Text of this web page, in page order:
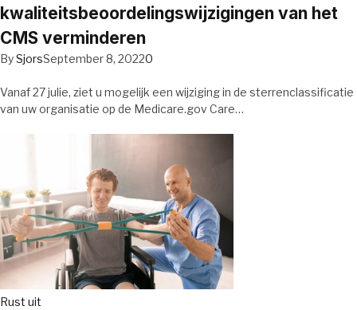
kwaliteitsbeoordelingswijzigingen van het
CMS verminderen
BySjorsSeptember 8, 20220
Vanaf 27 julie, ziet u mogelijk een wijziging in de sterrenclassificatie
van uw organisatie op de Medicare.gov Care…
Rust uit